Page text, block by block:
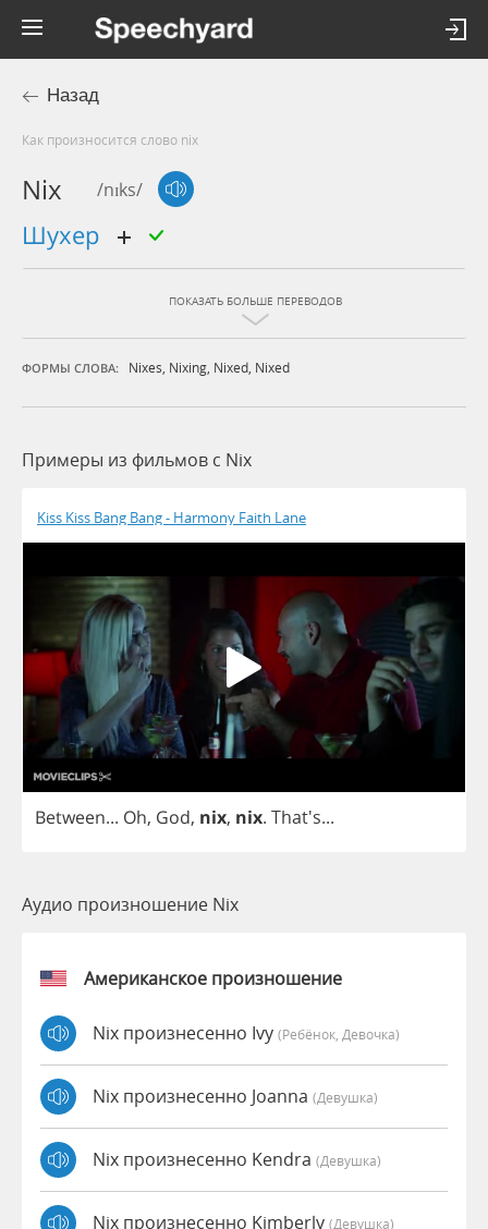
Назад
Как произносится слово nix
Nix /nɪks/
шухер
ПОКАЗАТЬ БОЛЬШЕ ПЕРЕВОДОВ
ФОРМЫ СЛОВА: Nixes, Nixing, Nixed, Nixed
Примеры из фильмов c Nix
Kiss Kiss Bang Bang - Harmony Faith Lane
Between... Oh, God, nix, nix. That's...
Аудио произношение Nix
Американское произношение
Nix произнесенно Ivy (Ребёнок, Девочка)
Nix произнесенно Joanna (девушка)
Nix произнесенно Kendra (девушка)
Nix произнесенно Kimberly (девушка)